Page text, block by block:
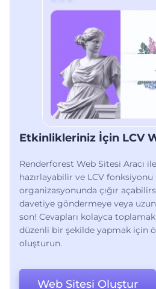
Etkinlikleriniz İçin LCV
Renderforest Web Sitesi Aracı
hazırlayabilir ve LCV
organizasyonunda çığır
davetiye göndermeye veya
son! Cevapları kolayca
düzenli bir şekilde yapmak için
oluşturun.
Web Sitesi Oluştur